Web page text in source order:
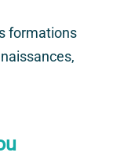
formations